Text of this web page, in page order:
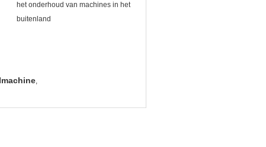
het onderhoud van machines in het
buitenland
,